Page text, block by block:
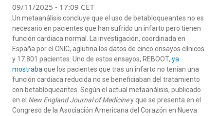
09/11/2025 - 17:09 CET
Un metaanálisis concluye que el uso de betabloqueantes no es
necesario en pacientes que han sufrido un infarto pero tienen
función cardiaca normal. La investigación, coordinada en
España por el CNIC, aglutina los datos de cinco ensayos clínicos
y 17.801 pacientes. Uno de estos ensayos, REBOOT, ya
mostraba que los pacientes que tras un infarto no tenían una
función cardiaca reducida no se beneficiaban del tratamiento
con betabloqueantes. Según el actual metaanálisis, publicado
en el New England Journal of Mediciney que se presenta en el
Congreso de la Asociación Americana del Corazón en Nueva